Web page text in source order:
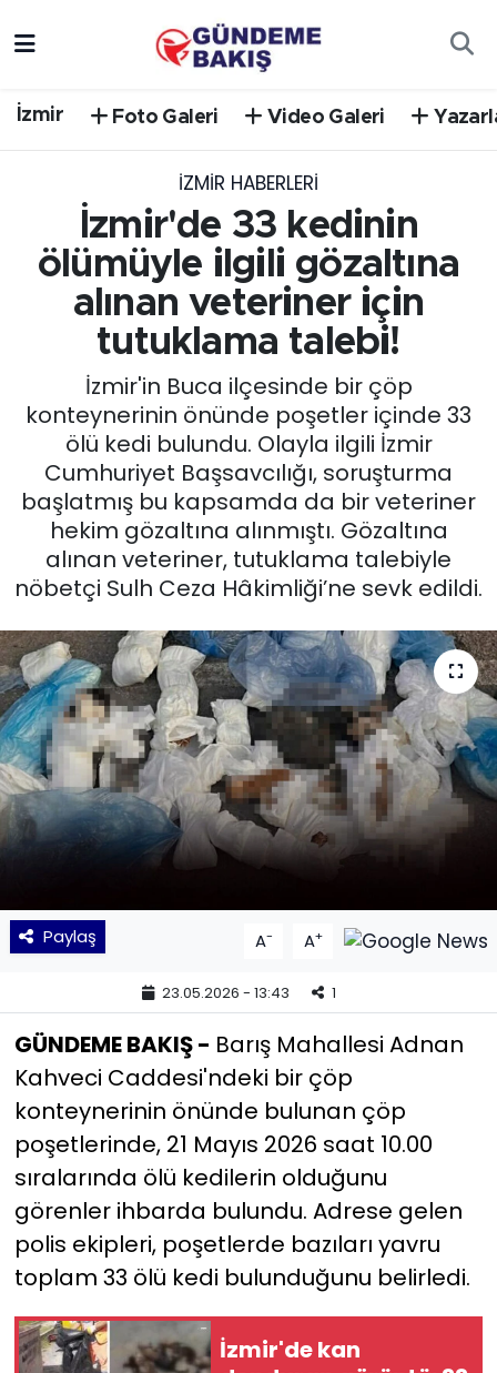
İzmir Foto Galeri Video Galeri
İZMIR HABERLERI
İzmir'de 33 kedinin
ölümüyle ilgili gözaltına
alınan veteriner için
tutuklama talebi!
İzmir'in Buca ilçesinde bir çöp
konteynerinin önünde poşetler içinde 33
ölü kedi bulundu. Olayla ilgili İzmir
Cumhuriyet Başsavcılığı, soruşturma
başlatmış bu kapsamda da bir veteriner
hekim gözaltına alınmıştı. Gözaltına
alınan veteriner, tutuklama talebiyle
nöbetçi Sulh Ceza Hâkimliği’ne sevk edildi.
Paylaş A- A+
23.05.2026 - 13:43 1
GÜNDEME BAKIŞ - Barış Mahallesi Adnan
Kahveci Caddesi'ndeki bir çöp
konteynerinin önünde bulunan çöp
poşetlerinde, 21 Mayıs 2026 saat 10.00
sıralarında ölü kedilerin olduğunu
görenler ihbarda bulundu. Adrese gelen
polis ekipleri, poşetlerde bazıları yavru
toplam 33 ölü kedi bulunduğunu belirledi.
İzmir'de kan
DÜNYA
EGE
EĞİTİM
EKONOMİ
English News
GÜNCEL
KÜLTÜR SANAT
MAGAZİN
POLİTİKA
SAĞLIK
Siyaset
SPOR
Yaşam
YEREL POLİTİKA
YEREL YÖNETİMLER
Yurt
Trafik Durumu
Süper Lig Puan Durumu ve Fikstür
Tüm Manşetler
Son Dakika Haberleri
Haber Arşivi